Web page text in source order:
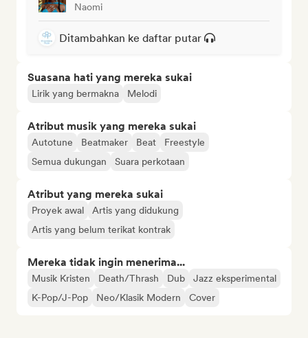
Naomi
Ditambahkan ke daftar putar
Suasana hati yang mereka sukai
Lirik yang bermakna Melodi
Atribut musik yang mereka sukai
Autotune Beatmaker Beat
Freestyle
Semua dukungan
Suara perkotaan
Atribut yang mereka sukai
Proyek awal
Artis yang didukung
Artis yang belum terikat kontrak
Mereka tidak ingin menerima...
Musik Kristen Death/Thrash Dub
Jazz eksperimental
K-Pop/J-Pop
Neo/Klasik Modern Cover